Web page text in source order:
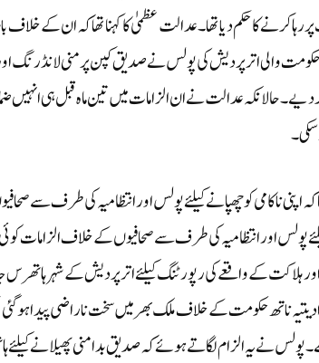
رہا کرنے کا حکم دیا تھا۔ عدالت عظمیٰ کا کہنا تھا کہ ان کے خلاف
والی اترپردیش کی پولس نے صدیق کپن پر منی لانڈرنگ
حالانکہ عدالت نے ان الزامات میں تین ماہ قبل ہی
اپنی ناکامی کو چھپانے کیلئے پولس اور انتظامیہ کی طرف سے
اور ہلاکت کے واقعے کی رپورٹنگ کیلئے اترپردیش کے شہر
ناتھ حکومت کے خلاف ملک بھر میں سخت ناراضی پیدا
نے یہ الزام لگاتے ہوئے کہ صدیق بدامنی پھیلانے کیلئے